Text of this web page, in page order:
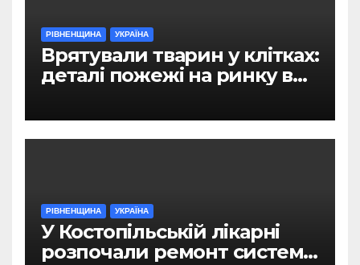
РІВНЕНЩИНА УКРАЇНА
Врятували тварин у клітках:
деталі пожежі на ринку в
РІВНЕНЩИНА УКРАЇНА
У Костопільській лікарні
розпочали ремонт системи